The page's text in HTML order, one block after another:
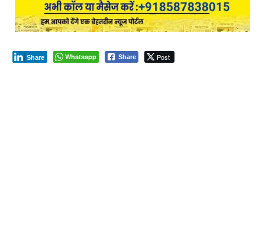
Whatsapp Share Post
Share